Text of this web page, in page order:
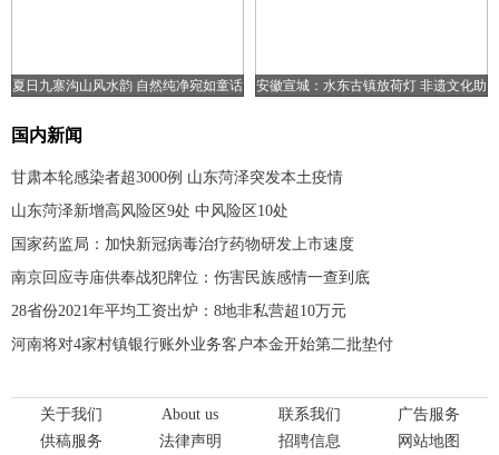
夏日九寨沟山风水韵 自然纯净宛如童话
安徽宣城：水东古镇放荷灯 非遗文化助
国内新闻
甘肃本轮感染者超3000例 山东菏泽突发本土疫情
山东菏泽新增高风险区9处 中风险区10处
国家药监局：加快新冠病毒治疗药物研发上市速度
南京回应寺庙供奉战犯牌位：伤害民族感情一查到底
28省份2021年平均工资出炉：8地非私营超10万元
河南将对4家村镇银行账外业务客户本金开始第二批垫付
关于我们 About us 联系我们
广告服务
供稿服务
法律声明 招聘信息 网站地图